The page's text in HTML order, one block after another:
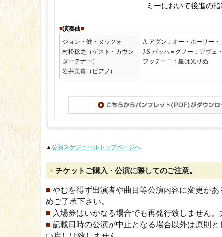
ミーにおいて後進の
■演奏曲■
ジョン・健・ヌッツォ
村松稔之（ゲスト・カウン
ターテナー）
岩井美貴（ピアノ）
A.アダン：オー・ホーリー・
J.S.バッハ＝グノー：アヴェ
プッチーニ：星は光り
▲公演スケジュールトップページへ
チケットご購入・公演に際してのご注意。
■ やむを得ず出演者や曲目等公演内容に変更が
めご了承下さい。
■ 入場券はいかなる場合でも再発行致しません
■ 記載日時の公演が中止となる場合以外は原則